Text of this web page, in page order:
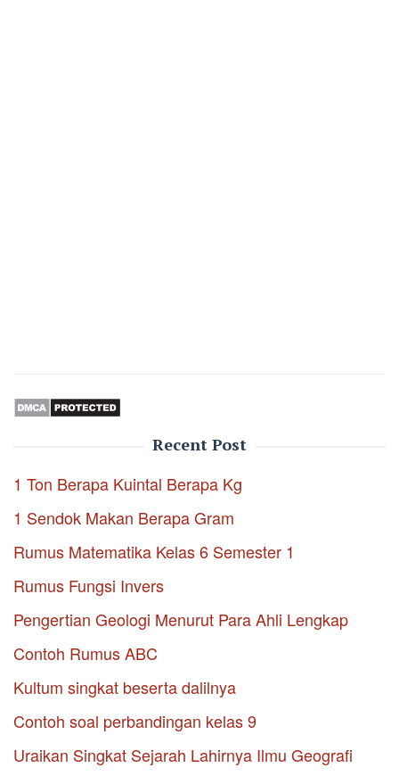
Recent Post
1 Ton Berapa Kuintal Berapa Kg
1 Sendok Makan Berapa Gram
Rumus Matematika Kelas 6 Semester 1
Rumus Fungsi Invers
Pengertian Geologi Menurut Para Ahli Lengkap
Contoh Rumus ABC
Kultum singkat beserta dalilnya
Contoh soal perbandingan kelas 9
Uraikan Singkat Sejarah Lahirnya Ilmu Geografi